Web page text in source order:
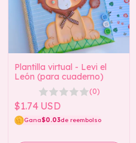
Plantilla virtual - Levi el
León (para cuaderno)
(0)
$1.74 USD
Gana$0.03de reembolso